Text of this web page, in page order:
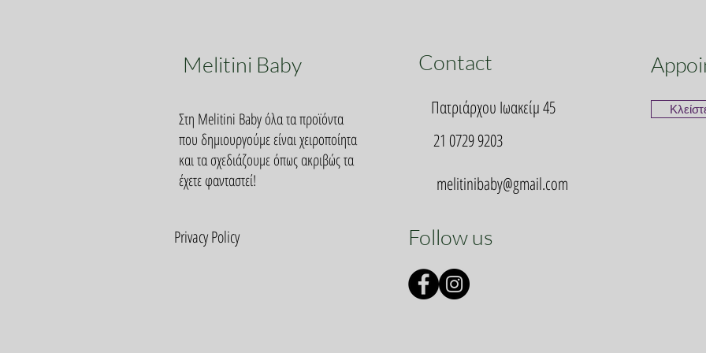
Melitini Baby Contact
Στη Melitini Baby όλα τα προϊόντα
που δημιουργούμε είναι χειροποίητα
και τα σχεδιάζουμε όπως ακριβώς τα
έχετε φανταστεί!
Πατριάρχου Ιωακείμ 45
21 0729 9203
melitinibaby@gmail.com
Follow us
Privacy Policy